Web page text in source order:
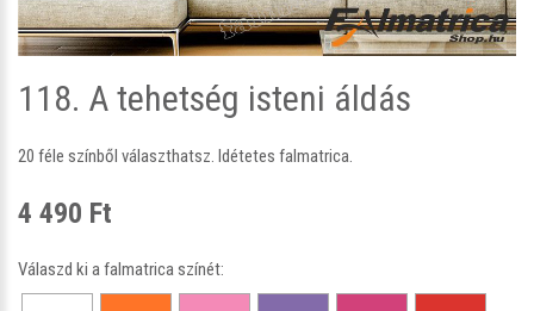
118. A tehetség isteni áldás
20 féle színből választhatsz. Idétetes falmatrica.
4 490 Ft
Válaszd ki a falmatrica színét: